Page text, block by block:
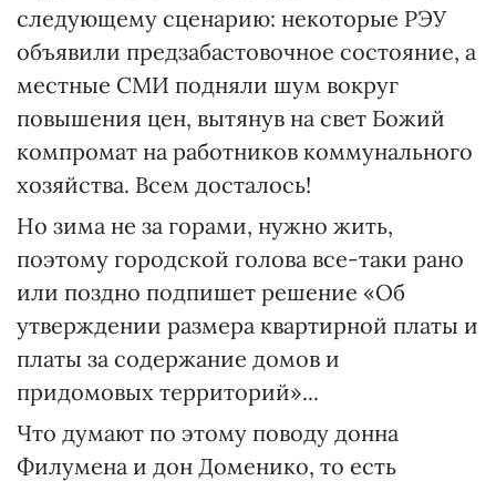
следующему сценарию: некоторые РЭУ
объявили предзабастовочное состояние, а
местные СМИ подняли шум вокруг
повышения цен, вытянув на свет Божий
компромат на работников коммунального
хозяйства. Всем досталось!
Но зима не за горами, нужно жить,
поэтому городской голова все-таки рано
или поздно подпишет решение «Об
утверждении размера квартирной платы и
платы за содержание домов и
придомовых территорий»...
Что думают по этому поводу донна
Филумена и дон Доменико, то есть